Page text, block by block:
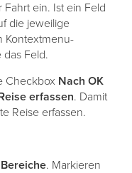
ein. Ist ein Feld
die jeweilige
Kontextmenu-
Feld.
Checkbox Nach OK
erfassen. Damit
Reise erfassen.
Bereiche. Markieren